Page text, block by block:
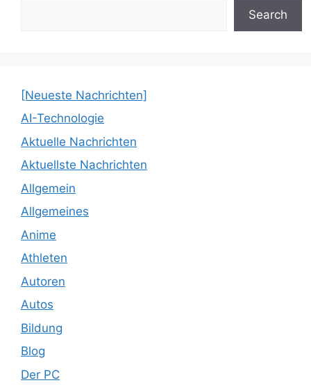
Search
[Neueste Nachrichten]
AI-Technologie
Aktuelle Nachrichten
Aktuellste Nachrichten
Allgemein
Allgemeines
Anime
Athleten
Autoren
Autos
Bildung
Blog
Der PC